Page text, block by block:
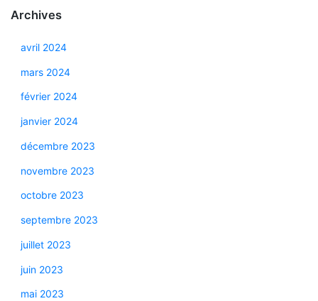
Archives
avril 2024
mars 2024
février 2024
janvier 2024
décembre 2023
novembre 2023
octobre 2023
septembre 2023
juillet 2023
juin 2023
mai 2023